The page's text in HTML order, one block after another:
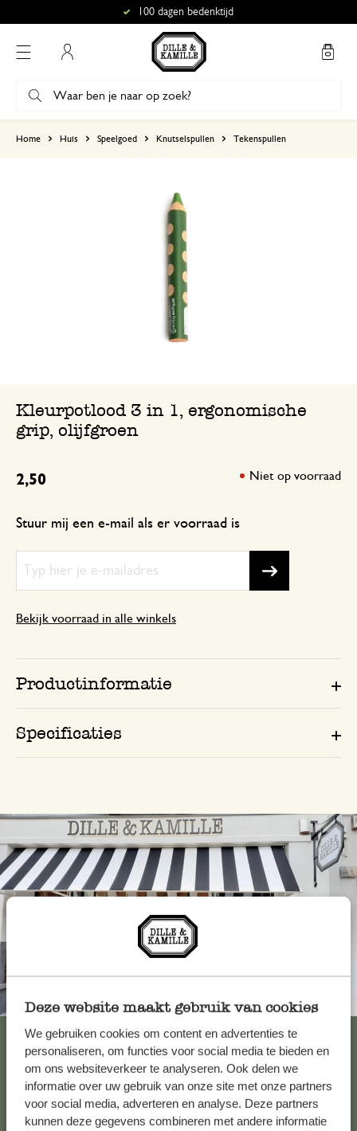
Deze website maakt gebruik van cookies
We gebruiken cookies om content en advertenties te
personaliseren, om functies voor social media te bieden en
om ons websiteverkeer te analyseren. Ook delen we
informatie over uw gebruik van onze site met onze partners
voor social media, adverteren en analyse. Deze partners
kunnen deze gegevens combineren met andere informatie
100 dagen bedenktijd
Home Huis Speelgoed Knutselspullen Tekenspullen
Kleurpotlood 3 in 1, ergonomische
grip, olijfgroen
2,50
Stuur mij een e-mail als er voorraad is
Niet op voorraad
Bekijk voorraad in alle winkels
Productinformatie
Specificaties
Altijd in de buurt
Bekijk alle 62 winkels
Klantenservice